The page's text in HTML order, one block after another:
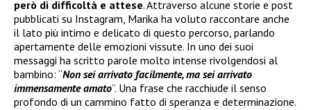
però di difficoltà e attese. Attraverso alcune storie e post
pubblicati su Instagram, Marika ha voluto raccontare anche
il lato più intimo e delicato di questo percorso, parlando
apertamente delle emozioni vissute. In uno dei suoi
messaggi ha scritto parole molto intense rivolgendosi al
bambino: “Non sei arrivato facilmente, ma sei arrivato
immensamente amato”. Una frase che racchiude il senso
profondo di un cammino fatto di speranza e determinazione.